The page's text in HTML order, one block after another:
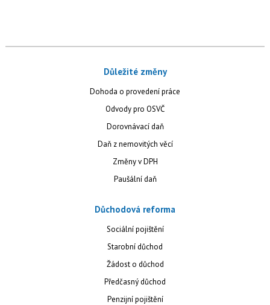
Důležité změny
Dohoda o provedení práce
Odvody pro OSVČ
Dorovnávací daň
Daň z nemovitých věcí
Změny v DPH
Paušální daň
Důchodová reforma
Sociální pojištění
Starobní důchod
Žádost o důchod
Předčasný důchod
Penzijní pojištění